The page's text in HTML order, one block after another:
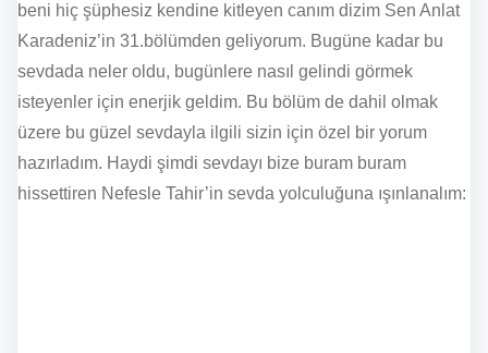
beni hiç şüphesiz kendine kitleyen canım dizim Sen Anlat
Karadeniz’in 31.bölümden geliyorum. Bugüne kadar bu
sevdada neler oldu, bugünlere nasıl gelindi görmek
isteyenler için enerjik geldim. Bu bölüm de dahil olmak
üzere bu güzel sevdayla ilgili sizin için özel bir yorum
hazırladım. Haydi şimdi sevdayı bize buram buram
hissettiren Nefesle Tahir’in sevda yolculuğuna ışınlanalım: